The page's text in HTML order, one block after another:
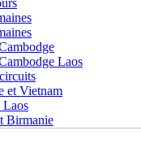
Laos
et Vietnam
Laos
Birmanie